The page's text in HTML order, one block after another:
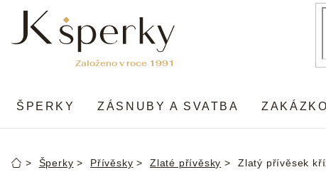
obsah
ŠPERKY ZÁSNUBY A SVATBA
DomůŠperky Přívěsky Zlaté přívěsky Zlatý přívěsek